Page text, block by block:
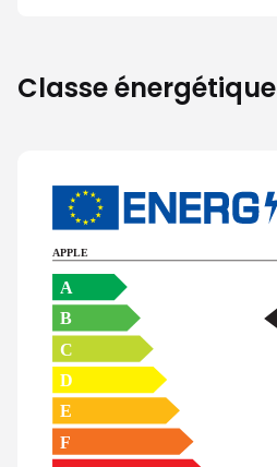
Classe énergétique